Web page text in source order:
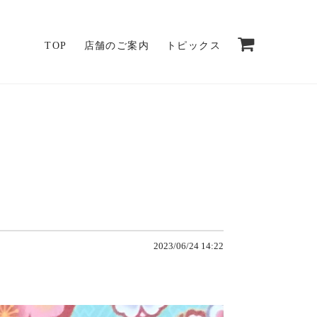
TOP 店舗のご案内 トピックス
2023/06/24 14:22